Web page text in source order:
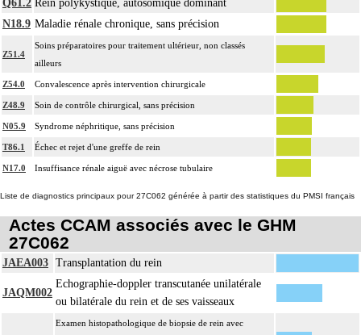
Q61.2 Rein polykystique, autosomique dominant
N18.9 Maladie rénale chronique, sans précision
Z51.4
Soins préparatoires pour traitement ultérieur, non classés
ailleurs
Z54.0 Convalescence après intervention chirurgicale
Z48.9 Soin de contrôle chirurgical, sans précision
N05.9 Syndrome néphritique, sans précision
T86.1 Échec et rejet d'une greffe de rein
N17.0 Insuffisance rénale aiguë avec nécrose tubulaire
Liste de diagnostics principaux pour 27C062 générée à partir des statistiques du PMSI français
Actes CCAM associés avec le GHM
27C062
JAEA003 Transplantation du rein
JAQM002
Echographie-doppler transcutanée unilatérale
ou bilatérale du rein et de ses vaisseaux
Examen histopathologique de biopsie de rein avec